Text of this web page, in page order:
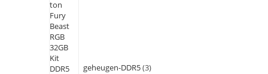
geheugen-DDR5 3